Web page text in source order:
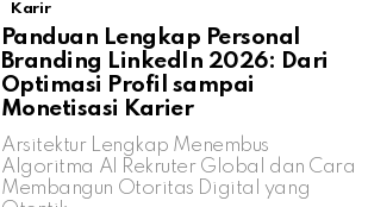
Karir
Panduan Lengkap Personal
Branding LinkedIn 2026: Dari
Optimasi Profil sampai
Monetisasi Karier
Arsitektur Lengkap Menembus
Algoritma AI Rekruter Global dan Cara
Membangun Otoritas Digital yang